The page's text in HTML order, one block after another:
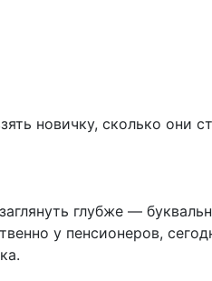
новичку, сколько они
глубже —
у пенсионеров,